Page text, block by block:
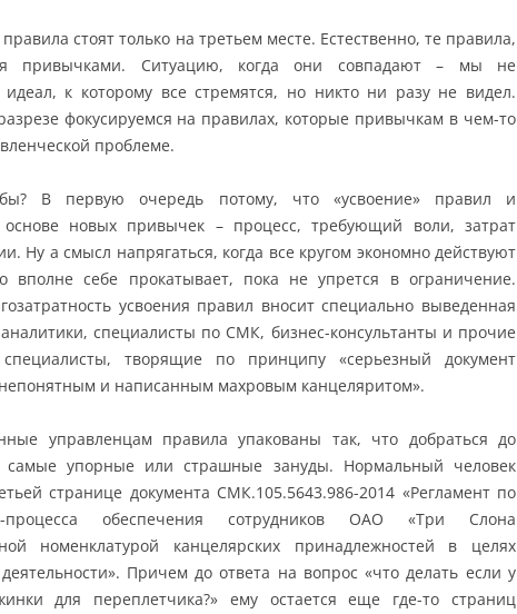
стоят только на третьем месте. Естественно, те правила,
привычками. Ситуацию, когда они совпадают – мы не
к которому все стремятся, но никто ни разу не видел.
фокусируемся на правилах, которые привычкам в чем-то
проблеме.
В первую очередь потому, что «усвоение» правил и
новых привычек – процесс, требующий воли, затрат
Ну а смысл напрягаться, когда все кругом экономно действуют
вполне себе прокатывает, пока не упрется в ограничение.
усвоения правил вносит специально выведенная
специалисты по СМК, бизнес-консультанты и прочие
специалисты, творящие по принципу «серьезный документ
и написанным махровым канцеляритом».
управленцам правила упакованы так, что добраться до
самые упорные или страшные зануды. Нормальный человек
странице документа СМК.105.5643.986-2014 «Регламент по
процесса обеспечения сотрудников ОАО «Три Слона
номенклатурой канцелярских принадлежностей в целях
Причем до ответа на вопрос «что делать если у
для переплетчика?» ему остается еще где-то страниц